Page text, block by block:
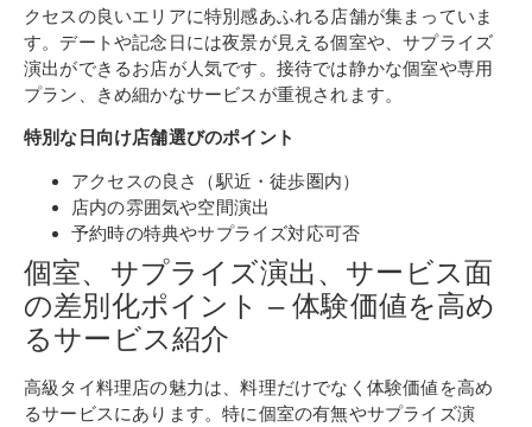
クセスの良いエリアに特別感あふれる店舗が集まっていま
す。デートや記念日には夜景が見える個室や、サプライズ
演出ができるお店が人気です。接待では静かな個室や専用
プラン、きめ細かなサービスが重視されます。
特別な日向け店舗選びのポイント
アクセスの良さ（駅近・徒歩圏内）
店内の雰囲気や空間演出
予約時の特典やサプライズ対応可否
個室、サプライズ演出、サービス面
の差別化ポイント – 体験価値を高め
るサービス紹介
高級タイ料理店の魅力は、料理だけでなく体験価値を高め
るサービスにあります。特に個室の有無やサプライズ演